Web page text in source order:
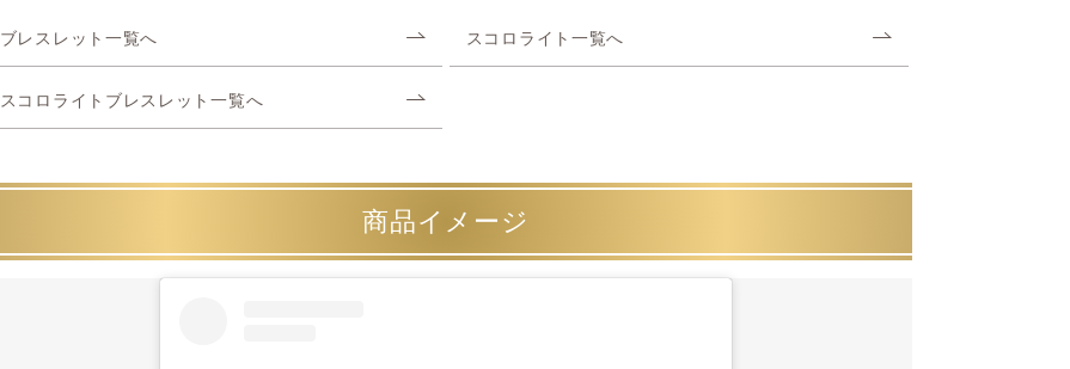
ブレスレット一覧へ スコロライト一覧へ
スコロライトブレスレット一覧へ
商品イメージ